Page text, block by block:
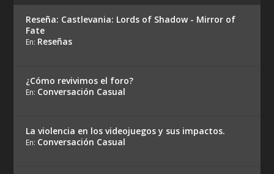
Reseña: Castlevania: Lords of Shadow - Mirror of
Fate
En: Reseñas
¿Cómo revivimos el foro?
En: Conversación Casual
La violencia en los videojuegos y sus impactos.
En: Conversación Casual